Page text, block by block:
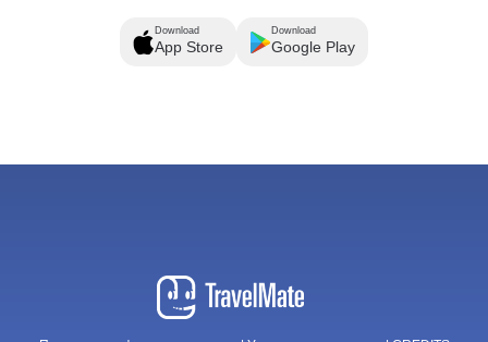
Download
App Store
Download
Google Play